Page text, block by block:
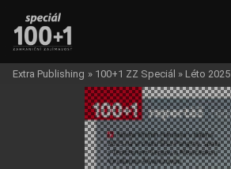
Extra Publishing » 100+1 ZZ Speciál » Léto 2025